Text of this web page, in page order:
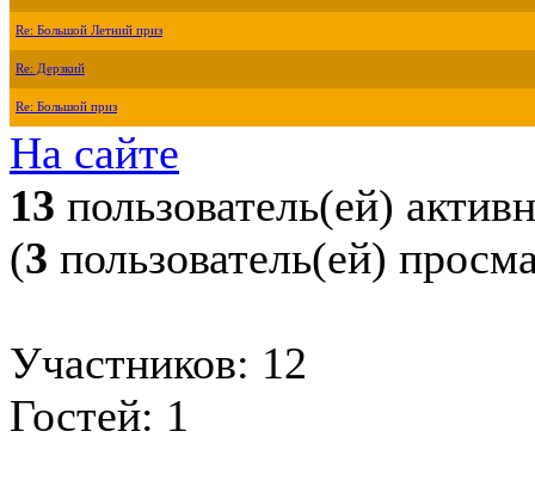
Re: Большой Летний приз
Re: Дерзкий
Re: Большой приз
На сайте
13 пользователь(ей)
(3 пользователь(ей)
Участников: 12
Гостей: 1